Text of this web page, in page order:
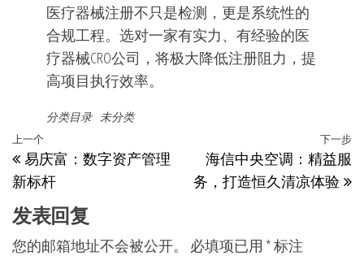
医疗器械注册不只是检测，更是系统性的
合规工程。选对一家有实力、有经验的医
疗器械CRO公司，将极大降低注册阻力，提
高项目执行效率。
分类目录 未分类
文
章
导
航
上
一
篇
文
上一个
易庆富：数字资产管理
新标杆
下一步
海信中央空调：精益服
务，打造恒久清凉体验
发表回复
您的邮箱地址不会被公开。 必填项已用 *标注